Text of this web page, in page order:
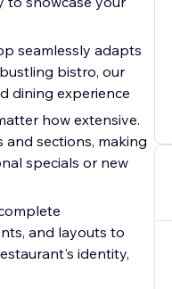
seamlessly adapts
bistro, our
dining experience
how extensive.
sections, making
specials or new
and layouts to
identity,